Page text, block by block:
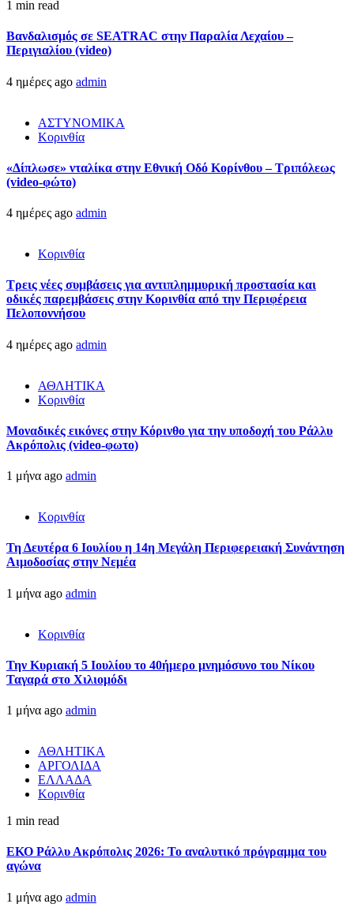
1 min read
Βανδαλισμός σε SEATRAC στην Παραλία Λεχαίου –
Περιγιαλίου (video)
4 ημέρες ago admin
ΑΣΤΥΝΟΜΙΚΑ
Κορινθία
«Δίπλωσε» νταλίκα στην Εθνική Oδό Κορίνθου – Τριπόλεως
(video-φώτο)
4 ημέρες ago admin
Κορινθία
Τρεις νέες συμβάσεις για αντιπλημμυρική προστασία και
οδικές παρεμβάσεις στην Κορινθία από την Περιφέρεια
Πελοποννήσου
4 ημέρες ago admin
ΑΘΛΗΤΙΚΑ
Κορινθία
Μοναδικές εικόνες στην Κόρινθο για την υποδοχή του Ράλλυ
Ακρόπολις (video-φωτο)
1 μήνα ago admin
Κορινθία
Τη Δευτέρα 6 Ιουλίου η 14η Μεγάλη Περιφερειακή Συνάντηση
Αιμοδοσίας στην Νεμέα
1 μήνα ago admin
Κορινθία
Την Κυριακή 5 Ιουλίου το 40ήμερο μνημόσυνο του Νίκου
Ταγαρά στο Χιλιομόδι
1 μήνα ago admin
ΑΘΛΗΤΙΚΑ
ΑΡΓΟΛΙΔΑ
ΕΛΛΑΔΑ
Κορινθία
1 min read
ΕΚΟ Ράλλυ Ακρόπολις 2026: Το αναλυτικό πρόγραμμα του
αγώνα
1 μήνα ago admin